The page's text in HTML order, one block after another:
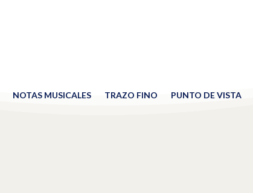
NOTAS MUSICALES TRAZO FINO PUNTO DE VISTA